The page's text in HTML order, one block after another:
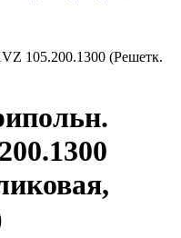
105.200.1300 (Решетк.